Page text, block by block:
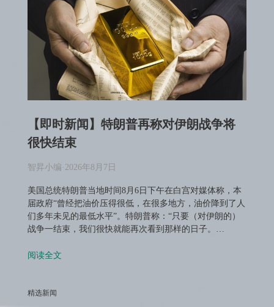
【即时新闻】特朗普再称对伊朗战争将
很快结束
智昇小编 · 2026年8月7日
美国总统特朗普当地时间8月6日下午在白宫对媒体称，本
届政府“曾经把油价压得很低，在很多地方，油价降到了人
们多年未见的最低水平”。特朗普称：“只要（对伊朗的）
战争一结束，我们很快就能再次看到那样的日子。…
阅读全文
精选新闻